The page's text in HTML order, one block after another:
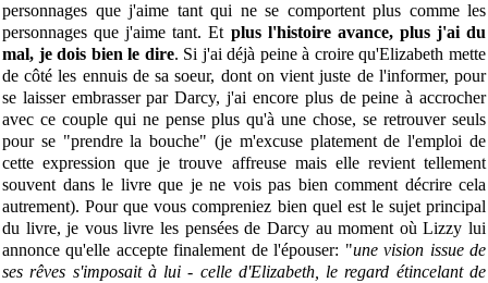
personnages que j'aime tant qui ne se comportent plus comme les
personnages que j'aime tant. Et plus l'histoire avance, plus j'ai du
mal, je dois bien le dire. Si j'ai déjà peine à croire qu'Elizabeth mette
de côté les ennuis de sa soeur, dont on vient juste de l'informer, pour
se laisser embrasser par Darcy, j'ai encore plus de peine à accrocher
avec ce couple qui ne pense plus qu'à une chose, se retrouver seuls
pour se "prendre la bouche" (je m'excuse platement de l'emploi de
cette expression que je trouve affreuse mais elle revient tellement
souvent dans le livre que je ne vois pas bien comment décrire cela
autrement). Pour que vous compreniez bien quel est le sujet principal
du livre, je vous livre les pensées de Darcy au moment où Lizzy lui
annonce qu'elle accepte finalement de l'épouser: "une vision issue de
ses rêves s'imposait à lui - celle d'Elizabeth, le regard étincelant de